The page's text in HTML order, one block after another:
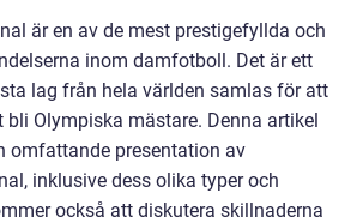
är en av de mest prestigefyllda och
inom damfotboll. Det är ett
lag från hela världen samlas för att
Olympiska mästare. Denna artikel
omfattande presentation av
inklusive dess olika typer och
också att diskutera skillnaderna